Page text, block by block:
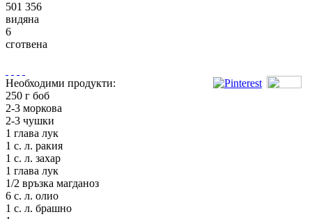
501 356
видяна
6
сготвена
Необходими продукти:
250 г боб
2-3 моркова
2-3 чушки
1 глава лук
1 с. л. ракия
1 с. л. захар
1 глава лук
1/2 връзка магданоз
6 с. л. олио
1 с. л. брашно